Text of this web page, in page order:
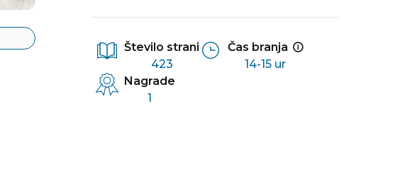
Število strani
423
Čas branja
14-15 ur
Nagrade
1